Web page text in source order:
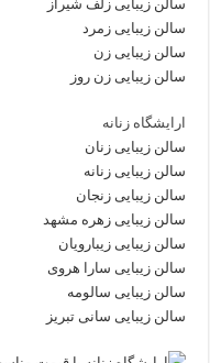
سالن زیبایی زلف شیراز
سالن زیبایی زمرد
سالن زیبایی زن
سالن زیبایی زن روز
ارایشگاه زنانه
سالن زیبایی زنان
سالن زیبایی زنانه
سالن زیبایی زنجان
سالن زیبایی زهره مشهد
سالن زیبایی زیبارویان
سالن زیبایی سارا هروی
سالن زیبایی سالومه
سالن زیبایی سانی تبریز